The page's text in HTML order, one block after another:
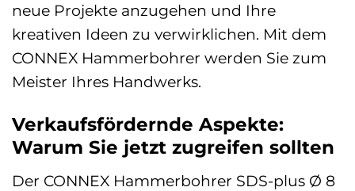
neue Projekte anzugehen und Ihre
kreativen Ideen zu verwirklichen. Mit dem
CONNEX Hammerbohrer werden Sie zum
Meister Ihres Handwerks.
Verkaufsfördernde Aspekte:
Warum Sie jetzt zugreifen sollten
Der CONNEX Hammerbohrer SDS-plus Ø 8